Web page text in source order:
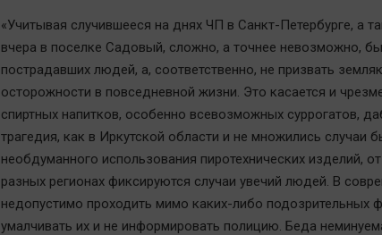
«Учитывая случившееся на днях ЧП в Санкт-Петербурге, а
вчера в поселке Садовый, сложно, а точнее невозможно,
пострадавших людей, а, соответственно, не призвать
осторожности в повседневной жизни. Это касается и
спиртных напитков, особенно всевозможных суррогатов,
трагедия, как в Иркутской области и не множились случаи
необдуманного использования пиротехнических изделий,
разных регионах фиксируются случаи увечий людей. В
недопустимо проходить мимо каких-либо подозрительных
умалчивать их и не информировать полицию. Беда